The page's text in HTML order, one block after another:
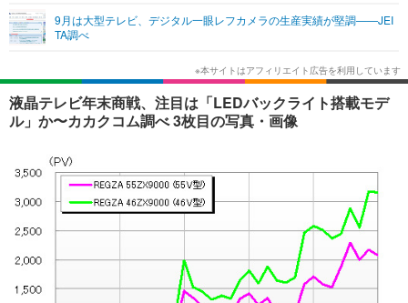
ショッピング その他
エンタメTOP
韓国・芸能
音楽 スポーツ
ショッピング その他
ライフ
ライフTOP グルメ
ペット ショッピング
リリース一覧
プッシュ通知の停止方法
9月は大型テレビ、デジタル一眼レフカメラの生産実績が堅調——JEI
TA調べ
液晶テレビ年末商戦、注目は「LEDバックライト搭載モデ
ル」か〜カカクコム調べ 3枚目の写真・画像